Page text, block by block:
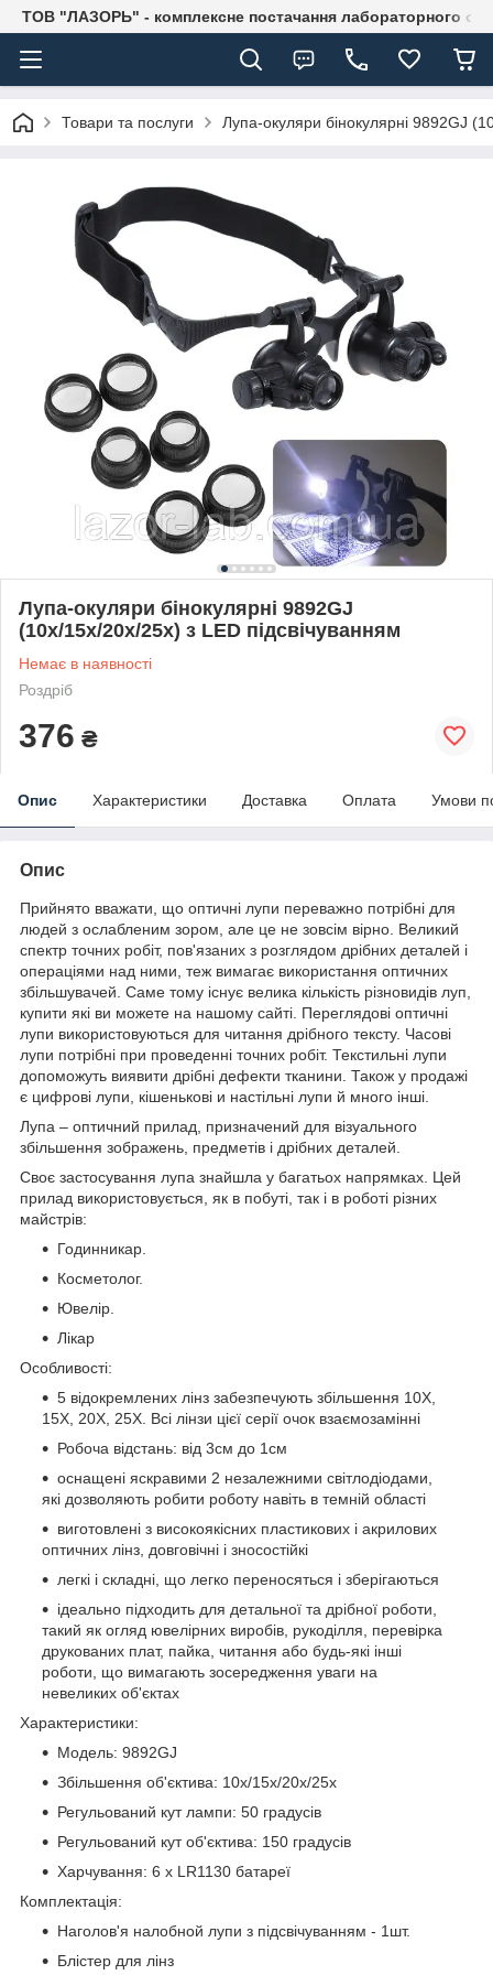
ТОВ "ЛАЗОРЬ" - комплексне постачання лабораторного
Товари та послуги Лупа-окуляри бінокулярні 9892GJ
Лупа-окуляри бінокулярні 9892GJ
(10x/15x/20x/25x) з LED підсвічуванням
Немає в наявності
Роздріб
376 ₴
Опис Характеристики Доставка Оплата Умови
Опис
Прийнято вважати, що оптичні лупи переважно потрібні для
людей з ослабленим зором, але це не зовсім вірно. Великий
спектр точних робіт, пов'язаних з розглядом дрібних деталей і
операціями над ними, теж вимагає використання оптичних
збільшувачей. Саме тому існує велика кількість різновидів луп,
купити які ви можете на нашому сайті. Переглядові оптичні
лупи використовуються для читання дрібного тексту. Часові
лупи потрібні при проведенні точних робіт. Текстильні лупи
допоможуть виявити дрібні дефекти тканини. Також у продажі
є цифрові лупи, кішенькові и настільні лупи й много інші.
Лупа – оптичний прилад, призначений для візуального
збільшення зображень, предметів і дрібних деталей.
Своє застосування лупа знайшла у багатьох напрямках. Цей
прилад використовується, як в побуті, так і в роботі різних
майстрів:
Годинникар.
Косметолог.
Ювелір.
Лікар
Особливості:
5 відокремлених лінз забезпечують збільшення 10X,
15X, 20X, 25X. Всі лінзи цієї серії очок взаємозамінні
Робоча відстань: від 3см до 1см
оснащені яскравими 2 незалежними світлодіодами,
які дозволяють робити роботу навіть в темній області
виготовлені з високоякісних пластикових і акрилових
оптичних лінз, довговічні і зносостійкі
легкі і складні, що легко переносяться і зберігаються
ідеально підходить для детальної та дрібної роботи,
такий як огляд ювелірних виробів, рукоділля, перевірка
друкованих плат, пайка, читання або будь-які інші
роботи, що вимагають зосередження уваги на
невеликих об'єктах
Характеристики:
Модель: 9892GJ
Збільшення об'єктива: 10x/15x/20x/25x
Регульований кут лампи: 50 градусів
Регульований кут об'єктива: 150 градусів
Харчування: 6 x LR1130 батареї
Комплектація:
Наголов'я налобной лупи з підсвічуванням - 1шт.
Блістер для лінз